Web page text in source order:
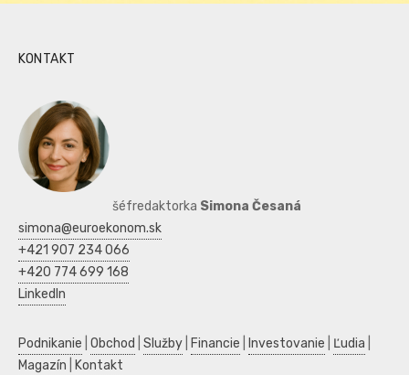
KONTAKT
šéfredaktorka Simona Česaná
simona@euroekonom.sk
+421 907 234 066
+420 774 699 168
LinkedIn
Podnikanie Obchod Služby Financie Investovanie Ľudia
Magazín
Kontakt